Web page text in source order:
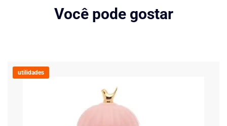
Você pode gostar
utilidades